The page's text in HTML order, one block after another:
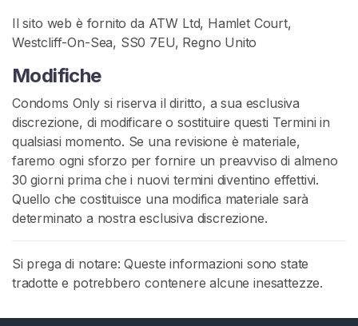
Il sito web è fornito da ATW Ltd, Hamlet Court,
Westcliff-On-Sea, SS0 7EU, Regno Unito
Modifiche
Condoms Only si riserva il diritto, a sua esclusiva
discrezione, di modificare o sostituire questi Termini in
qualsiasi momento. Se una revisione è materiale,
faremo ogni sforzo per fornire un preavviso di almeno
30 giorni prima che i nuovi termini diventino effettivi.
Quello che costituisce una modifica materiale sarà
determinato a nostra esclusiva discrezione.
Si prega di notare: Queste informazioni sono state
tradotte e potrebbero contenere alcune inesattezze.